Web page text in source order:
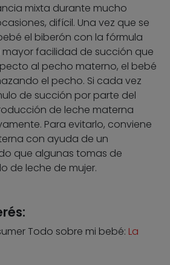
mixta durante mucho
difícil. Una vez que se
el biberón con la fórmula
facilidad de succión que
al pecho materno, el bebé
el pecho. Si cada vez
de succión por parte del
de leche materna
Para evitarlo, conviene
con ayuda de un
que algunas tomas de
de leche de mujer.
Todo sobre mi bebé: La